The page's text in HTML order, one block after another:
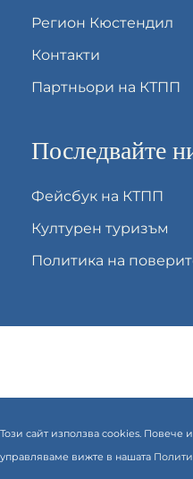
Регион Кюстендил
Контакти
Партньори на КТПП
Последвайте
Фейсбук на КТПП
Културен туризъм
Политика на
Този сайт използва cookies. Повече
управляваме вижте в нашата